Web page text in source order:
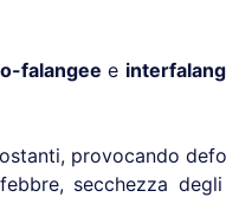
falangee e
provocando
secchezza